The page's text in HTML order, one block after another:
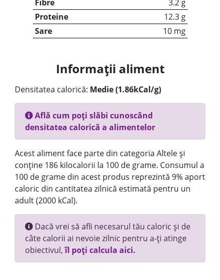
Fibre
3.2 g
Proteine
12.3 g
Sare
10 mg
Informații aliment
Densitatea calorică: Medie (1.86kCal/g)
Află cum poți slăbi cunoscând
densitatea calorică a alimentelor
Acest aliment face parte din categoria Altele și
conține 186 kilocalorii la 100 de grame. Consumul a
100 de grame din acest produs reprezintă 9% aport
caloric din cantitatea zilnică estimată pentru un
adult (2000 kCal).
Dacă vrei să afli necesarul tău caloric și de
câte calorii ai nevoie zilnic pentru a-ți atinge
obiectivul,îl poți calcula aici.